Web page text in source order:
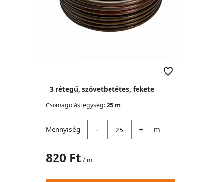
3 rétegű, szövetbetétes, fekete
Csomagolási egység:25 m
Mennyiség - + m
820 Ft / m